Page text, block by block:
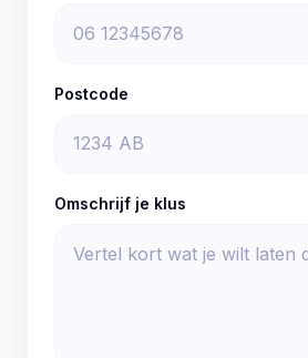
Postcode
Omschrijf je klus